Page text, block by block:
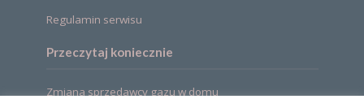
Regulamin serwisu
Przeczytaj koniecznie
Zmiana sprzedawcy gazu w domu